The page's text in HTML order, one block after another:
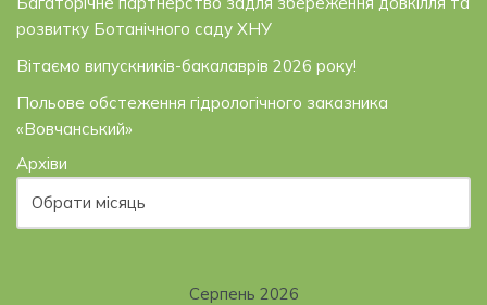
розвитку Ботанічного саду ХНУ
Вітаємо випускників-бакалаврів 2026 року!
Польове обстеження гідрологічного заказника
«Вовчанський»
Архіви
Серпень 2026